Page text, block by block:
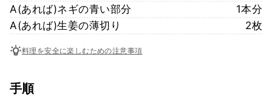
A(あれば)ネギの青い部分
1本分
A(あれば)生姜の薄切り
2枚
料理を安全に楽しむための注意事項
手順